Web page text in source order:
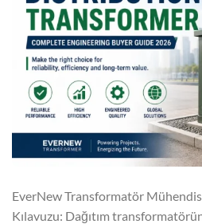
EverNew Transformatör
Kılavuzu: Dağıtım